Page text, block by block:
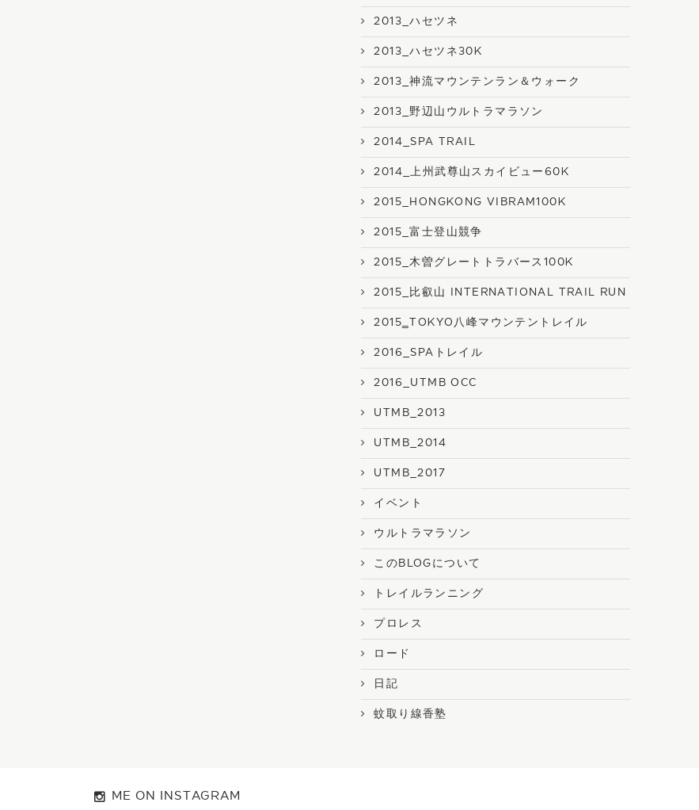
2013_ハセツネ
2013_ハセツネ30K
2013_神流マウンテンラン＆ウォーク
2013_野辺山ウルトラマラソン
2014_SPA TRAIL
2014_上州武尊山スカイビュー60K
2015_HONGKONG VIBRAM100K
2015_富士登山競争
2015_木曽グレートトラバース100K
2015_比叡山 INTERNATIONAL TRAIL RUN
2015‗TOKYO八峰マウンテントレイル
2016_SPAトレイル
2016_UTMB OCC
UTMB_2013
UTMB_2014
UTMB_2017
イベント
ウルトラマラソン
このBLOGについて
トレイルランニング
プロレス
ロード
日記
蚊取り線香塾
ME ON INSTAGRAM